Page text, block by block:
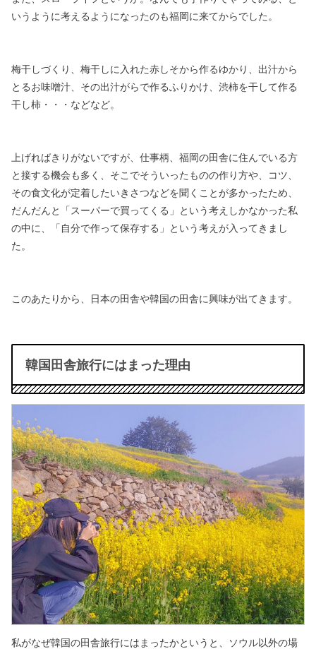
いうように考えるようになったのも福岡に来てからでした。
梅干しづくり、梅干しに入れた赤しそから作るゆかり、 出汁から
とるお味噌汁、その出汁がらで作るふりかけ、 渋柿を干して作る
干し柿・・・などなど。
上げればきりがないですが、 仕事柄、福岡の田舎に住んでいる方
と接する機会も多く、 そこでそういったものの作り方や、コツ、
その食文化が定着したいきさつなどを聞くことが多かったため、
だんだんと「スーパーで買ってくる」という考えしかなかった私
の中に、
「自分で作って保存する」という考えが入ってきまし
た。
このあたりから、日本の田舎や韓国の田舎に興味が出てきます。
韓国田舎旅行にはまった理由
私がなぜ韓国の田舎旅行にはまったかというと、
ソウル以外の場